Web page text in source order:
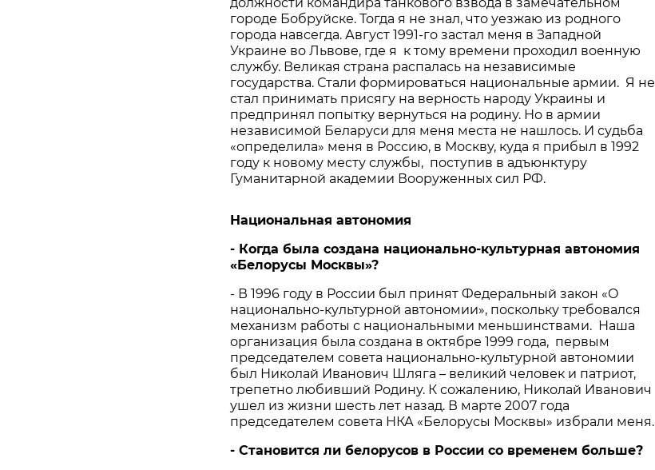
городе Бобруйске. Тогда я не знал, что уезжаю из родного
города навсегда. Август 1991-го застал меня в Западной
Украине во Львове, где я к тому времени проходил военную
службу. Великая страна распалась на независимые
государства. Стали формироваться национальные армии. Я не
стал принимать присягу на верность народу Украины и
предпринял попытку вернуться на родину. Но в армии
независимой Беларуси для меня места не нашлось. И судьба
«определила» меня в Россию, в Москву, куда я прибыл в 1992
году к новому месту службы, поступив в адъюнктуру
Гуманитарной академии Вооруженных сил РФ.
Национальная автономия
- Когда была создана национально-культурная автономия
«Белорусы Москвы»?
- В 1996 году в России был принят Федеральный закон «О
национально-культурной автономии», поскольку требовался
механизм работы с национальными меньшинствами. Наша
организация была создана в октябре 1999 года, первым
председателем совета национально-культурной автономии
был Николай Иванович Шляга – великий человек и патриот,
трепетно любивший Родину. К сожалению, Николай Иванович
ушел из жизни шесть лет назад. В марте 2007 года
председателем совета НКА «Белорусы Москвы» избрали меня.
- Становится ли белорусов в России со временем больше?